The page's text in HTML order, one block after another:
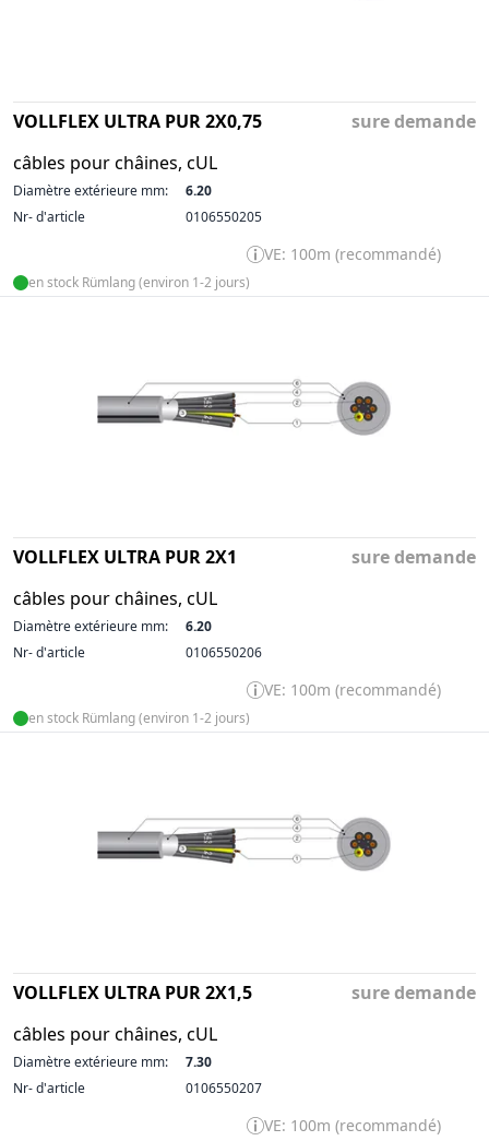
VOLLFLEX ULTRA PUR 2X0,75
câbles pour châines, cUL
sure demande
Diamètre extérieure mm:
6.20
Nr- d'article
0106550205
VE: 100m (recommandé)
en stock Rümlang (environ 1-2 jours)
VOLLFLEX ULTRA PUR 2X1
câbles pour châines, cUL
sure demande
Diamètre extérieure mm:
6.20
Nr- d'article
0106550206
VE: 100m (recommandé)
en stock Rümlang (environ 1-2 jours)
VOLLFLEX ULTRA PUR 2X1,5
câbles pour châines, cUL
sure demande
Diamètre extérieure mm:
7.30
Nr- d'article
0106550207
VE: 100m (recommandé)